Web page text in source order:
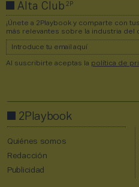
Alta Club2P
¡Únete a 2Playbook y comparte con
más relevantes sobre la industria del
Al suscribirte aceptas la política de
2Playbook
Quiénes somos
Redacción
Publicidad